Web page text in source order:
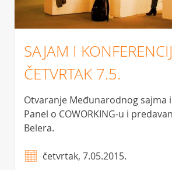
SAJAM I
ČETVRTAK 7.5.
Otvaranje Međunarodnog sajma
Panel o COWORKING-u i
Belera.
četvrtak, 7.05.2015.